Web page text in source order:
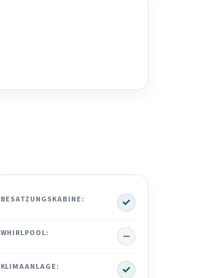
BESATZUNGSKABINE: Yes
WHIRLPOOL: No
KLIMAANLAGE: Yes